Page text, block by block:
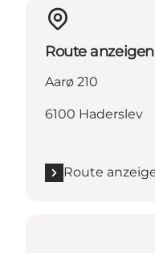
Route anzeigen
Aarø 210
6100 Haderslev
Route